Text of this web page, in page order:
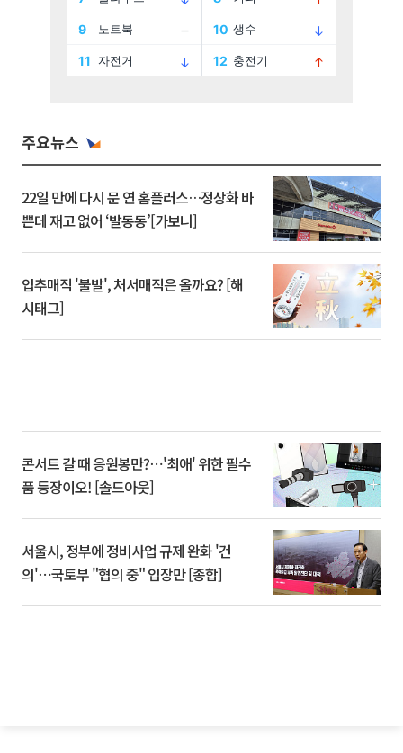
주요뉴스
22일 만에 다시 문 연 홈플러스…정상화 바
쁜데 재고 없어 ‘발동동’[가보니]
입추매직 '불발', 처서매직은 올까요? [해
시태그]
콘서트 갈 때 응원봉만?⋯'최애' 위한 필수
품 등장이오! [솔드아웃]
서울시, 정부에 정비사업 규제 완화 '건
의'⋯국토부 "협의 중" 입장만 [종합]